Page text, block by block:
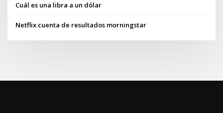
Cuál es una libra a un dólar
Netflix cuenta de resultados morningstar